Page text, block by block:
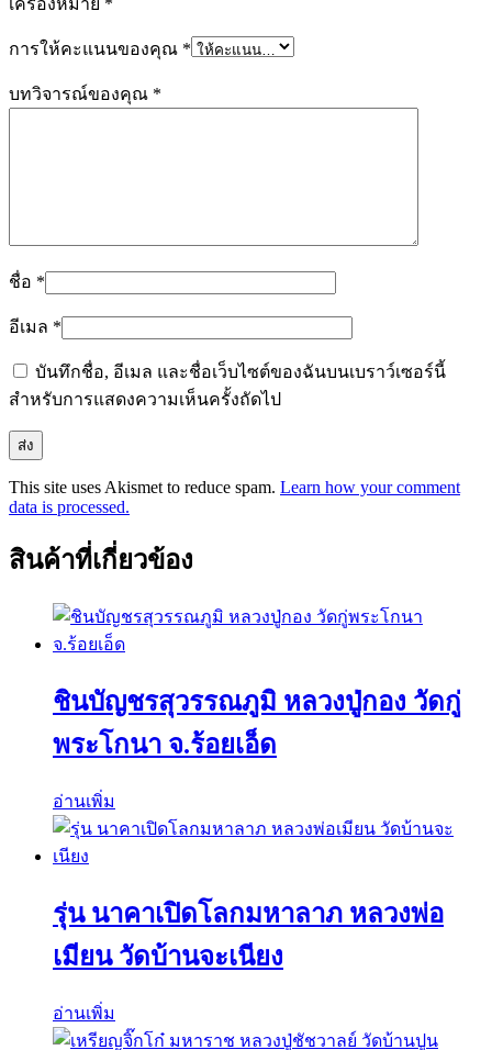
การให้คะแนนของคุณ *
บทวิจารณ์ของคุณ *
ชื่อ *
อีเมล *
บันทึกชื่อ, อีเมล และชื่อเว็บไซต์ของฉันบนเบราว์เซอร์นี้
สำหรับการแสดงความเห็นครั้งถัดไป
This site uses Akismet to reduce spam. Learn how your comment
data is processed.
สินค้าที่เกี่ยวข้อง
ชินบัญชรสุวรรณภูมิ หลวงปู่กอง วัดกู่
พระโกนา จ.ร้อยเอ็ด
อ่านเพิ่ม
รุ่น นาคาเปิดโลกมหาลาภ หลวงพ่อ
เมียน วัดบ้านจะเนียง
อ่านเพิ่ม